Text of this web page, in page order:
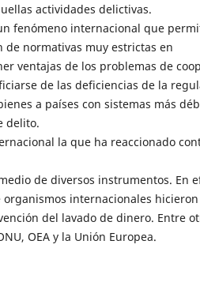
actividades delictivas.
fenómeno internacional que
normativas muy estrictas en
ventajas de los problemas de
de las deficiencias de la
a países con sistemas más
delito.
la que ha reaccionado
de diversos instrumentos. En
internacionales
del lavado de dinero. Entre
OEA y la Unión Europea.